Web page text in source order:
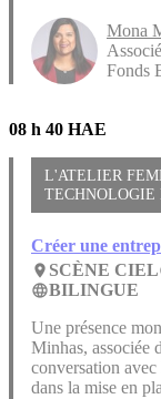
Mona
Fonds
08 h 40 HAE
L'ATELIER
TECHNOLOGIE
Créer une
place SCÈNE CIEL
languageBILINGUE
Une présence
Minhas, associée
conversation
dans la mise en